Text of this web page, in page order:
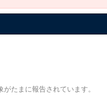
たまに報告されています。